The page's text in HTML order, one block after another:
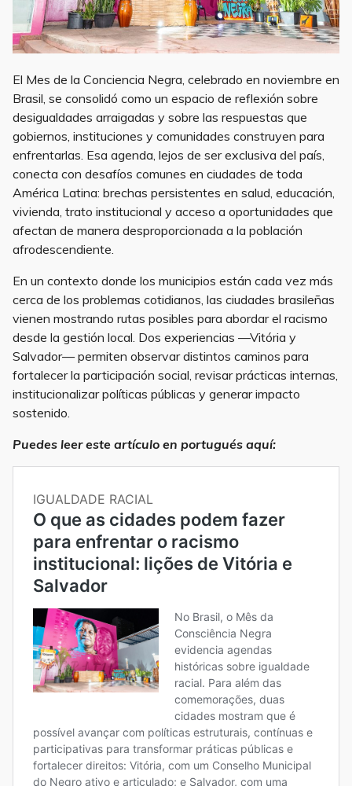
El Mes de la Conciencia Negra, celebrado en noviembre en
Brasil, se consolidó como un espacio de reflexión sobre
desigualdades arraigadas y sobre las respuestas que
gobiernos, instituciones y comunidades construyen para
enfrentarlas. Esa agenda, lejos de ser exclusiva del país,
conecta con desafíos comunes en ciudades de toda
América Latina: brechas persistentes en salud, educación,
vivienda, trato institucional y acceso a oportunidades que
afectan de manera desproporcionada a la población
afrodescendiente.
En un contexto donde los municipios están cada vez más
cerca de los problemas cotidianos, las ciudades brasileñas
vienen mostrando rutas posibles para abordar el racismo
desde la gestión local. Dos experiencias —Vitória y
Salvador— permiten observar distintos caminos para
fortalecer la participación social, revisar prácticas internas,
institucionalizar políticas públicas y generar impacto
sostenido.
Puedes leer este artículo en portugués aquí: